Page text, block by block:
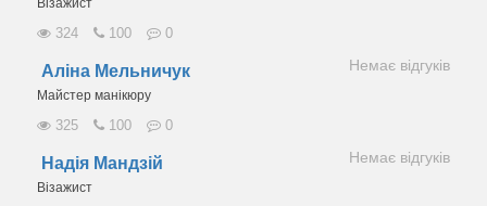
Візажист
324 100 0
Аліна Мельничук
Майстер манікюру
325 100 0
Немає відгуків
Надія Мандзій
Візажист
Немає відгуків